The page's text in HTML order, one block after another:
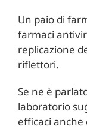
Un paio di
farmaci
replicazione
riflettori.
Se ne è
laboratorio
efficaci